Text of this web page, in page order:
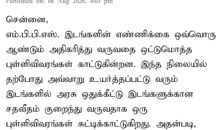
சென்னை,
எம்.பி.பி.எஸ். இடங்களின் எண்ணிக்கை ஒவ்வொரு
ஆண்டும் அதிகரித்து வருவதை ஒட்டுமொத்த
புள்ளிவிவரங்கள் காட்டுகின்றன. இந்த நிலையில்
தற்போது அவ்வாறு உயர்த்தப்பட்டு வரும்
இடங்களில் அரசு ஒதுக்கீட்டு இடங்களுக்கான
சதவீதம் குறைந்து வருவதாக ஒரு
புள்ளிவிவரங்கள் சுட்டிக்காட்டுகிறது. அதன்படி,